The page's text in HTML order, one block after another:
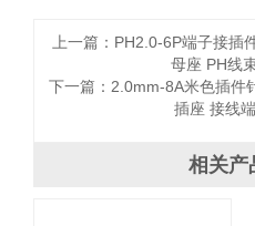
上一篇： PH2.0-6P端子接插
母座 PH线
下一篇： 2.0mm-8A米色插件
插座 接线
相关产